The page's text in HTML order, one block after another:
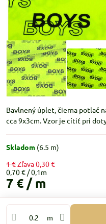
Bavlnený úplet, čierna potlač
cca 9x3cm. Vzor je cítiť pri
Skladom (6.5 m)
1 €Zľava0,30 €
0,70 €
7 € / m
m